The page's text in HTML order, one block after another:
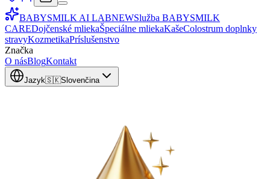
BABYSMILK AI LABNEWSlužba BABYSMILK
CAREDojčenské mliekaŠpeciálne mliekaKašeColostrum doplnky
stravyKozmetikaPríslušenstvo
Značka
O násBlogKontakt
Jazyk🇸🇰Slovenčina